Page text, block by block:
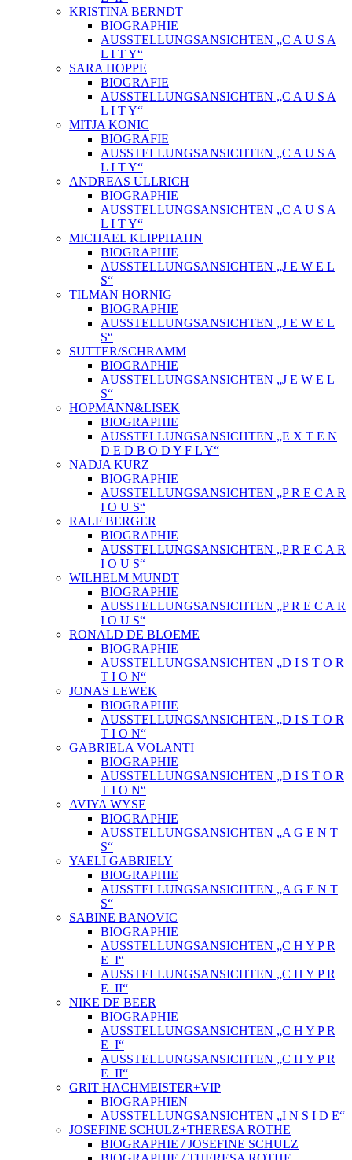
KRISTINA BERNDT
BIOGRAPHIE
AUSSTELLUNGSANSICHTEN „C A U S A
L I T Y“
SARA HOPPE
BIOGRAFIE
AUSSTELLUNGSANSICHTEN „C A U S A
L I T Y“
MITJA KONIC
BIOGRAFIE
AUSSTELLUNGSANSICHTEN „C A U S A
L I T Y“
ANDREAS ULLRICH
BIOGRAPHIE
AUSSTELLUNGSANSICHTEN „C A U S A
L I T Y“
MICHAEL KLIPPHAHN
BIOGRAPHIE
AUSSTELLUNGSANSICHTEN „J E W E L
S“
TILMAN HORNIG
BIOGRAPHIE
AUSSTELLUNGSANSICHTEN „J E W E L
S“
SUTTER/SCHRAMM
BIOGRAPHIE
AUSSTELLUNGSANSICHTEN „J E W E L
S“
HOPMANN&LISEK
BIOGRAPHIE
AUSSTELLUNGSANSICHTEN „E X T E N
D E D B O D Y F L Y“
NADJA KURZ
BIOGRAPHIE
AUSSTELLUNGSANSICHTEN „P R E C A R
I O U S“
RALF BERGER
BIOGRAPHIE
AUSSTELLUNGSANSICHTEN „P R E C A R
I O U S“
WILHELM MUNDT
BIOGRAPHIE
AUSSTELLUNGSANSICHTEN „P R E C A R
I O U S“
RONALD DE BLOEME
BIOGRAPHIE
AUSSTELLUNGSANSICHTEN „D I S T O R
T I O N“
JONAS LEWEK
BIOGRAPHIE
AUSSTELLUNGSANSICHTEN „D I S T O R
T I O N“
GABRIELA VOLANTI
BIOGRAPHIE
AUSSTELLUNGSANSICHTEN „D I S T O R
T I O N“
AVIYA WYSE
BIOGRAPHIE
AUSSTELLUNGSANSICHTEN „A G E N T
S“
YAELI GABRIELY
BIOGRAPHIE
AUSSTELLUNGSANSICHTEN „A G E N T
S“
SABINE BANOVIC
BIOGRAPHIE
AUSSTELLUNGSANSICHTEN „C H Y P R
E_I“
AUSSTELLUNGSANSICHTEN „C H Y P R
E_II“
NIKE DE BEER
BIOGRAPHIE
AUSSTELLUNGSANSICHTEN „C H Y P R
E_I“
AUSSTELLUNGSANSICHTEN „C H Y P R
E_II“
GRIT HACHMEISTER+VIP
BIOGRAPHIEN
AUSSTELLUNGSANSICHTEN „I N S I D E“
JOSEFINE SCHULZ+THERESA ROTHE
BIOGRAPHIE / JOSEFINE SCHULZ